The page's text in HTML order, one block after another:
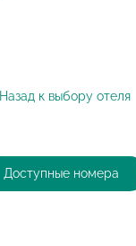
Назад к выбору отеля
Доступные номера